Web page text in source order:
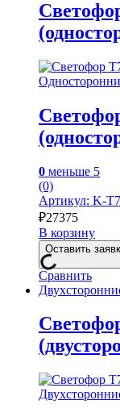
0 меньше 5
(0)
Артикул: K-
₽27375
В корзину
Оставить
Сравнить